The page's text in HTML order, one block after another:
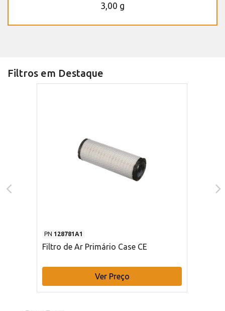
3,00 g
Filtros em Destaque
PN 128781A1
Filtro de Ar Primário Case CE
Ver Preço